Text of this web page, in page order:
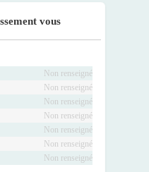
vous
Non renseigné
Non renseigné
Non renseigné
Non renseigné
Non renseigné
Non renseigné
Non renseigné